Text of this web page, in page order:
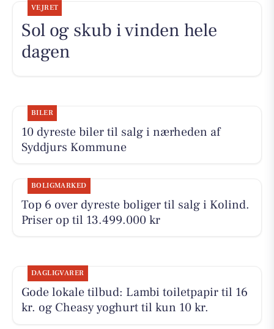
VEJRET
Sol og skub i vinden hele
dagen
BILER
10 dyreste biler til salg i nærheden af
Syddjurs Kommune
BOLIGMARKED
Top 6 over dyreste boliger til salg i Kolind.
Priser op til 13.499.000 kr
DAGLIGVARER
Gode lokale tilbud: Lambi toiletpapir til 16
kr. og Cheasy yoghurt til kun 10 kr.